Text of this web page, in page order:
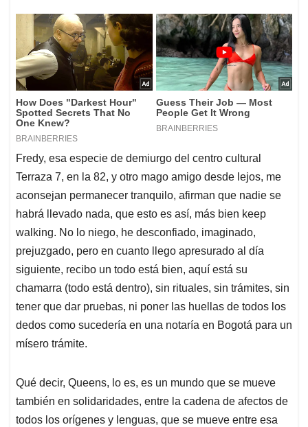
Fredy, esa especie de demiurgo del centro cultural
Terraza 7, en la 82, y otro mago amigo desde lejos, me
aconsejan permanecer tranquilo, afirman que nadie se
habrá llevado nada, que esto es así, más bien keep
walking. No lo niego, he desconfiado, imaginado,
prejuzgado, pero en cuanto llego apresurado al día
siguiente, recibo un todo está bien, aquí está su
chamarra (todo está dentro), sin rituales, sin trámites, sin
tener que dar pruebas, ni poner las huellas de todos los
dedos como sucedería en una notaría en Bogotá para un
mísero trámite.
Qué decir, Queens, lo es, es un mundo que se mueve
también en solidaridades, entre la cadena de afectos de
todos los orígenes y lenguas, que se mueve entre esa